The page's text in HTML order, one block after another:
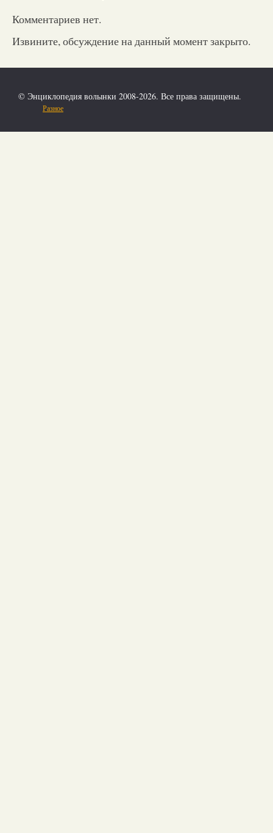
Комментариев нет.
Извините, обсуждение на данный момент закрыто.
© Энциклопедия волынки 2008-2026. Все права защищены.
Разное